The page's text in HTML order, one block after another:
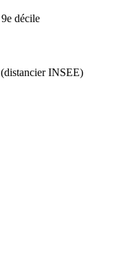
décile
INSEE)